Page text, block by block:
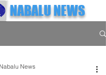
NABALU NEWS
News